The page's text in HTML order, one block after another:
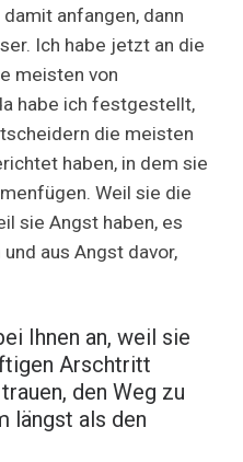
anfangen, dann
Ich habe jetzt an die
meisten von
habe ich festgestellt,
die meisten
haben, in dem sie
Weil sie die
sie Angst haben, es
aus Angst davor,
Ihnen an, weil sie
Arschtritt
den Weg zu
längst als den